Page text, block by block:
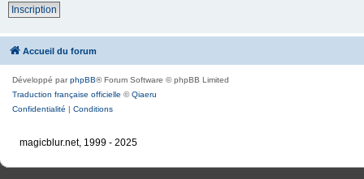
Inscription
Accueil du forum
Développé parphpBB® Forum Software © phpBB Limited
Traduction française officielle ©Qiaeru
Confidentialité | Conditions
magicblur.net, 1999 - 2025